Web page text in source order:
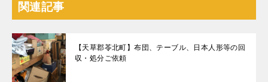
関連記事
【天草郡苓北町】布団、テーブル、日本人形等の回
収・処分ご依頼